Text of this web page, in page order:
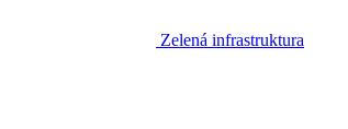
Zelená infrastruktura